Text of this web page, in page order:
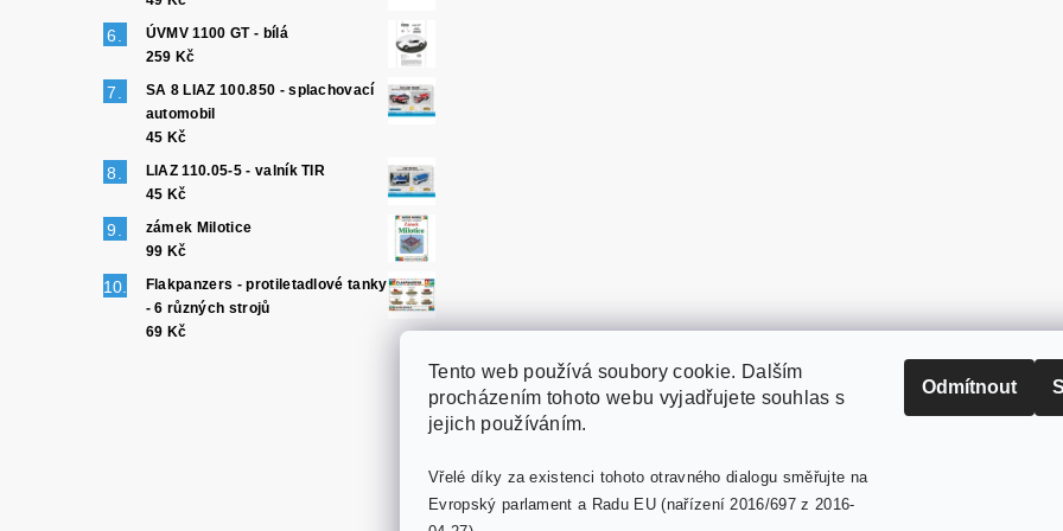
ÚVMV 1100 GT - bílá
259 Kč
SA 8 LIAZ 100.850 - splachovací
automobil
45 Kč
LIAZ 110.05-5 - valník TIR
45 Kč
zámek Milotice
99 Kč
Flakpanzers - protiletadlové tanky
- 6 různých strojů
69 Kč
PaperModel.cz
Tento web používá soubory cookie. Dalším
procházením tohoto webu vyjadřujete souhlas s
jejich používáním.
Vřelé díky za existenci tohoto otravného dialogu směřujte na
Evropský parlament a Radu EU (nařízení 2016/697 z 2016-
Odmítnout